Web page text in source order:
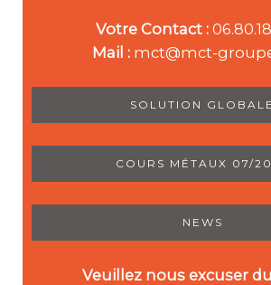
Votre Contact :
Mail : mct@mct-
SOLUTION GLOBALE
COURS MÉTAUX 07/
NEWS
Veuillez nous excuser